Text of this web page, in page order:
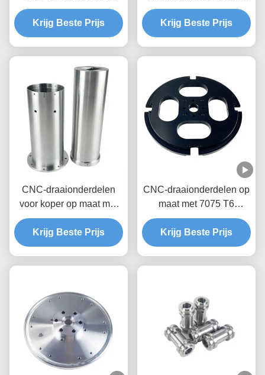
Bewerking Custom 5 Axis
Cnc-frees
Krijg Beste Prijs
Precisie draaiende
messing onderdelen en
aluminium onderdelen
Krijg Beste Prijs
CNC-draaionderdelen
voor koper op maat met
OEM/ODM-diensten
Krijg Beste Prijs
CNC-draaionderdelen op
maat met 7075 T6
aluminium en tolerantie
+/- 0,01-0,005 mm voor
metalen
Krijg Beste Prijs